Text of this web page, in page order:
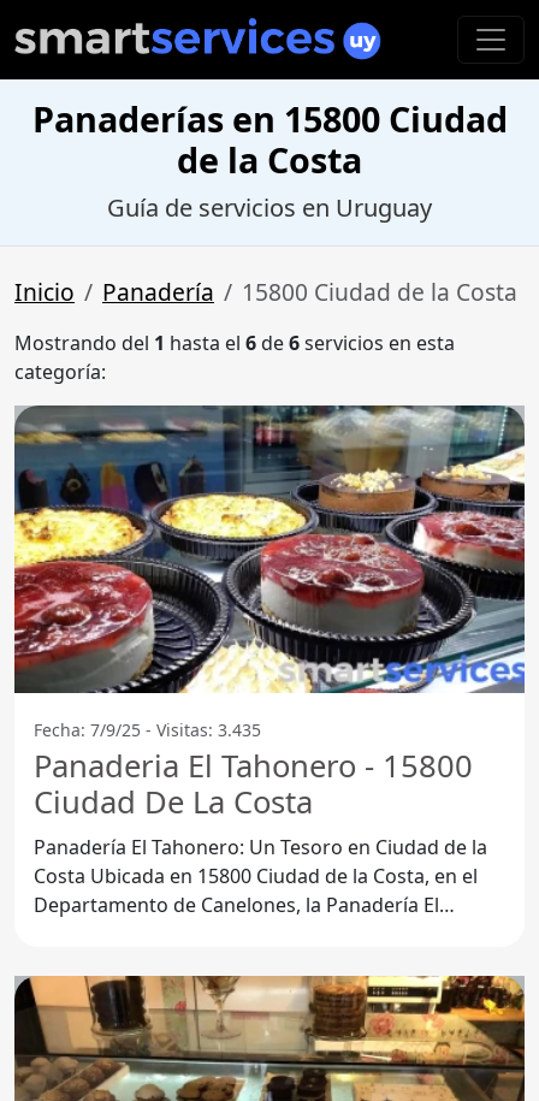
Panaderías en 15800 Ciudad
de la Costa
Guía de servicios en Uruguay
Inicio Panadería 15800 Ciudad de la Costa
Mostrando del 1 hasta el 6de6servicios en esta
categoría:
Fecha: 7/9/25 - Visitas: 3.435
Panaderia El Tahonero - 15800
Ciudad De La Costa
Panadería El Tahonero: Un Tesoro en Ciudad de la
Costa Ubicada en 15800 Ciudad de la Costa, en el
Departamento de Canelones, la Panadería El